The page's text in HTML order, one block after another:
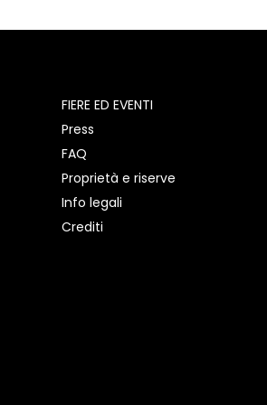
FIERE ED EVENTI
Press
FAQ
Proprietà e riserve
Info legali
Crediti